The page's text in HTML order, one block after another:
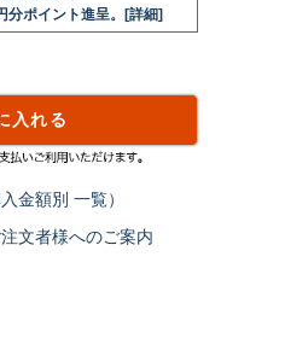
分ポイント進呈。[詳細]
入れる
金額別 一覧）
文者様へのご案内